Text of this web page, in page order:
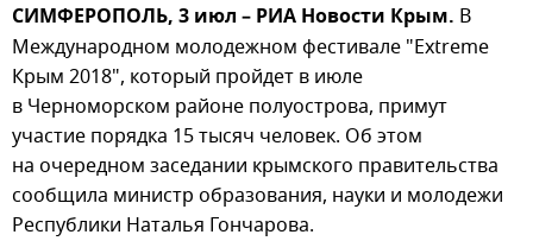
СИМФЕРОПОЛЬ, 3 июл – РИА Новости Крым. В
Международном молодежном фестивале "Extreme
Крым 2018", который пройдет в июле
в Черноморском районе полуострова, примут
участие порядка 15 тысяч человек. Об этом
на очередном заседании крымского правительства
сообщила министр образования, науки и молодежи
Республики Наталья Гончарова.